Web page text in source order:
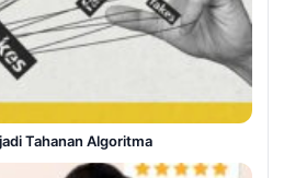
Tahanan Algoritma